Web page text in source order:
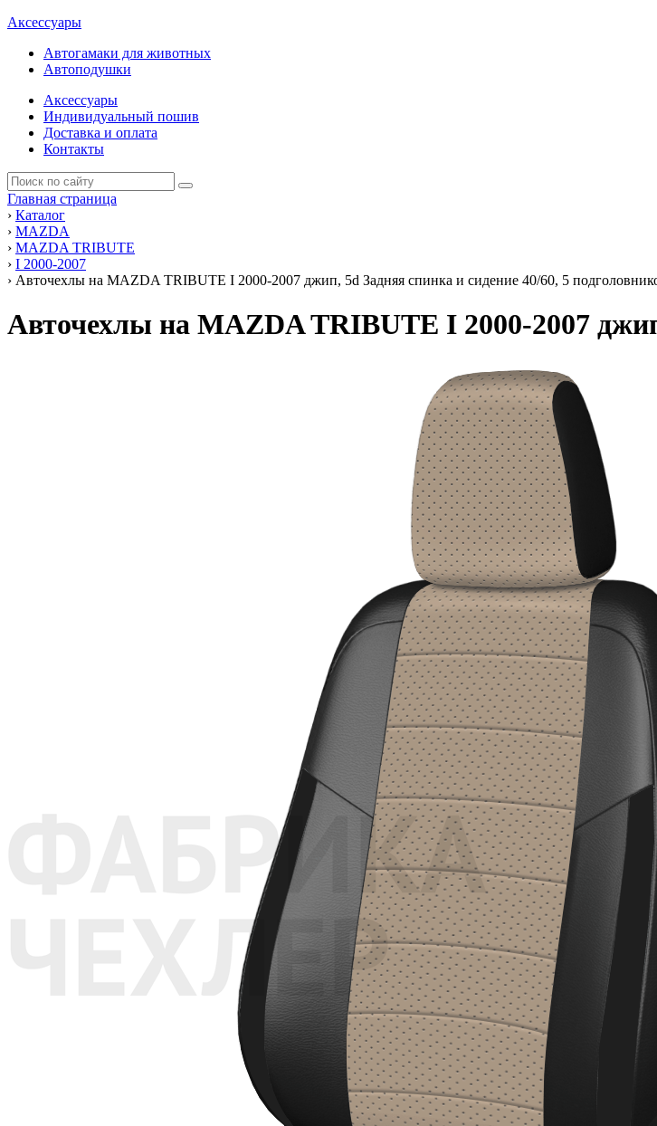
Аксессуары
Автогамаки для животных
Автоподушки
Аксессуары
Индивидуальный пошив
Доставка и оплата
Контакты
Главная страница
› Каталог
› MAZDA
› MAZDA TRIBUTE
› I 2000-2007
› Авточехлы на MAZDA TRIBUTE I 2000-2007 джип, 5d Задняя спинка и сидение 40/60, 5
Авточехлы на MAZDA TRIBUTE I 2000-2007